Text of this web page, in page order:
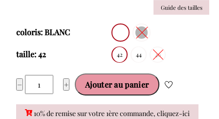
Guide des tailles
coloris: BLANC
taille: 42 42 44 46
−
quantité
de
PRIMA
+ Ajouter au panier
10% de remise sur votre 1ère commande, cliquez-ici